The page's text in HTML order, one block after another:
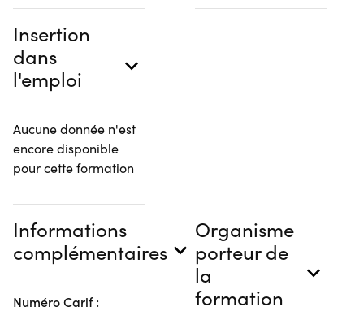
Insertion
dans
l'emploi
Aucune donnée n'est
encore disponible
pour cette formation
Informations
complémentaires
Numéro Carif :
Organisme
porteur de
la
formation